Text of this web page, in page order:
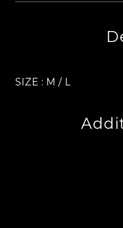
SIZE : M / L